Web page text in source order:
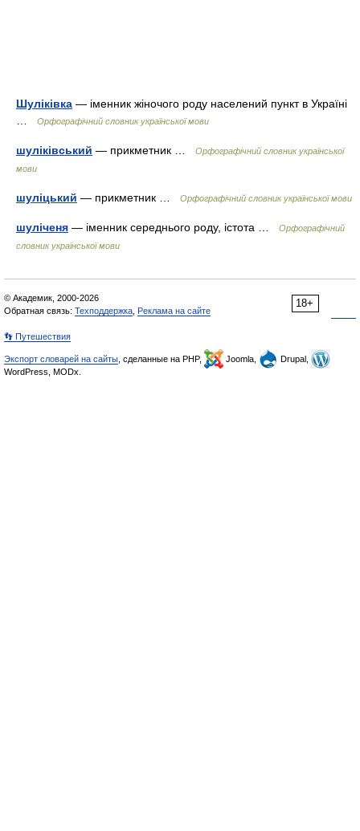
Шуліківка — іменник жіночого роду населений пункт в Україні
Орфографічний словник української мови
шуліківський — прикметник …
Орфографічний словник української
мови
шуліцький — прикметник … Орфографічний словник української мови
шуліченя — іменник середнього роду, істота …
Орфографічний
словник української мови
18+
© Академик, 2000-2026
Обратная связь: Техподдержка Реклама на сайте
👣 Путешествия
Экспорт словарей на сайты , сделанные на PHP, Joomla,
Drupal,
WordPress, MODx.